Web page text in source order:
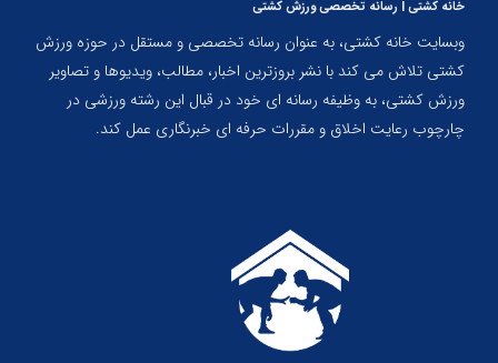
خانه کشتی | رسانه تخصصی ورزش کشتی
وبسایت خانه کشتی، به عنوان رسانه تخصصی و مستقل در حوزه ورزش
کشتی تلاش می کند با نشر بروزترین اخبار، مطالب، ویدیوها و تصاویر
ورزش کشتی، به وظیفه رسانه ای خود در قبال این رشته ورزشی در
چارچوب رعایت اخلاق و مقررات حرفه ای خبرنگاری عمل کند.